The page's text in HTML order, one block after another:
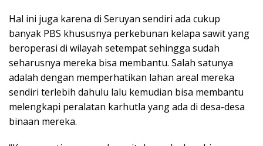
Hal ini juga karena di Seruyan sendiri ada cukup
banyak PBS khususnya perkebunan kelapa sawit yang
beroperasi di wilayah setempat sehingga sudah
seharusnya mereka bisa membantu. Salah satunya
adalah dengan memperhatikan lahan areal mereka
sendiri terlebih dahulu lalu kemudian bisa membantu
melengkapi peralatan karhutla yang ada di desa-desa
binaan mereka.